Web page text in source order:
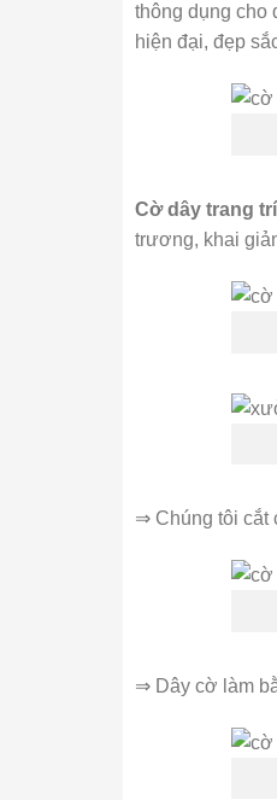
thông dụng cho
hiện đại, đẹp
Cờ dây trang trí
trương, khai
⇒ Chúng tôi cắt
⇒ Dây cờ làm